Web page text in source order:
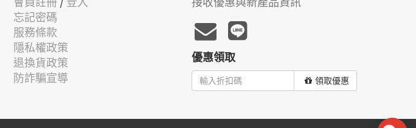
忘記密碼
服務條款
隱私權政策
退換貨政策
防詐騙宣導
優惠領取
領取優惠